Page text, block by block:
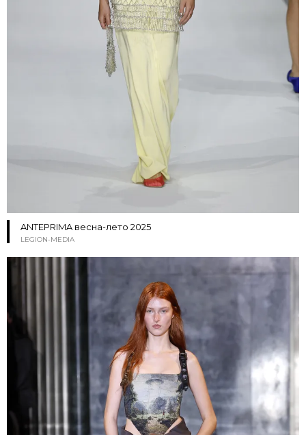
ANTEPRIMA весна-лето 2025
LEGION-MEDIA